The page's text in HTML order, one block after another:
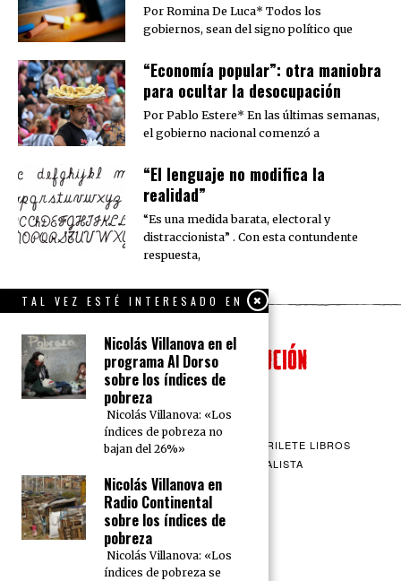
Por Romina De Luca* Todos los
gobiernos, sean del signo político que
“Economía popular”: otra maniobra
para ocultar la desocupación
Por Pablo Estere* En las últimas semanas,
el gobierno nacional comenzó a
“El lenguaje no modifica la
realidad”
“Es una medida barata, electoral y
distraccionista” . Con esta contundente
respuesta,
QUIENES SOMOS CONTACTO
BARRILETE LIBROS
VÍA SOCIALISTA
TAL VEZ ESTÉ INTERESADO EN
Nicolás Villanova en el
programa Al Dorso
sobre los índices de
pobreza
Nicolás Villanova: «Los
índices de pobreza no
bajan del 26%»
Nicolás Villanova en
Radio Continental
sobre los índices de
pobreza
Nicolás Villanova: «Los
índices de pobreza se